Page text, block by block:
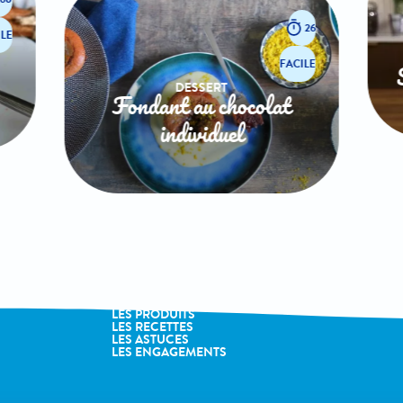
26
FACILE
DESSERT
Fondant au chocolat
individuel
LES PRODUITS
LES RECETTES
LES ASTUCES
LES ENGAGEMENTS